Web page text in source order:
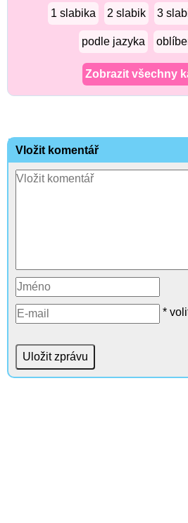
1 slabika 2 slabik 3
podle jazyka
Zobrazit všechny
Vložit komentář
*